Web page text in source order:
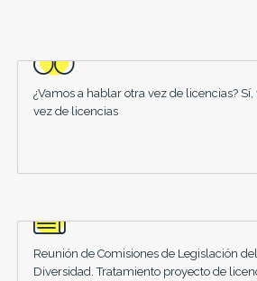
¿Vamos a hablar otra vez de licencias?
vez de licencias
Reunión de Comisiones de Legislación
Diversidad. Tratamiento proyecto de